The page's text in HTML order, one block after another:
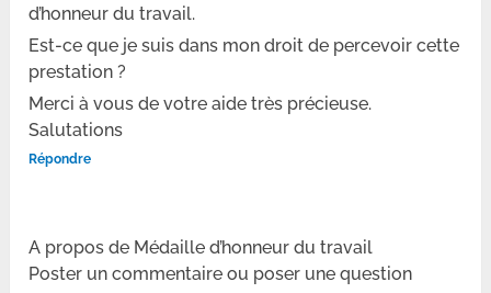
d’honneur du travail.
Est-ce que je suis dans mon droit de percevoir cette
prestation ?
Merci à vous de votre aide très précieuse.
Salutations
Répondre
A propos de Médaille d’honneur du travail
Poster un commentaire ou poser une question